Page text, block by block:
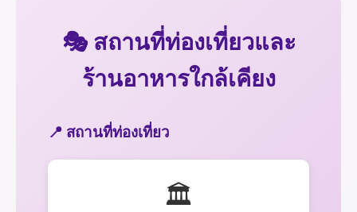
🎭 สถานที่ท่องเที่ยวและ
ร้านอาหารใกล้เคียง
📍 สถานที่ท่องเที่ยว
🏛️